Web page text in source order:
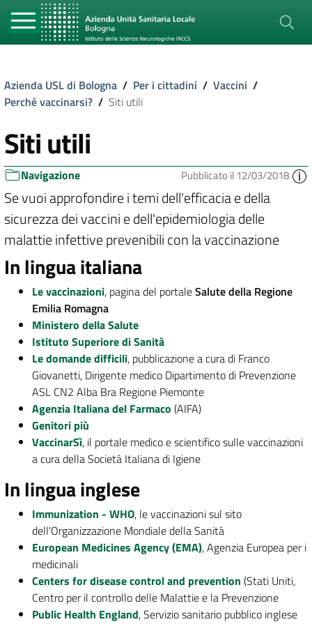
Azienda USL di Bologna / Per i cittadini / Vaccini /
Perché vaccinarsi? / Siti utili
Siti utili
Navigazione Pubblicato il 12/03/2018
Se vuoi approfondire i temi dell'efficacia e della
sicurezza dei vaccini e dell'epidemiologia delle
malattie infettive prevenibili con la vaccinazione
In lingua italiana
Le vaccinazioni, pagina del portaleSalute della Regione
Emilia Romagna
Ministero della Salute
Istituto Superiore di Sanità
Le domande difficili, pubblicazione a cura di Franco
Giovanetti, Dirigente medico Dipartimento di Prevenzione
ASL CN2 Alba Bra Regione Piemonte
Agenzia Italiana del Farmaco (AIFA)
Genitori più
VaccinarSì, il portale medico e scientifico sulle vaccinazioni
a cura della Società Italiana di Igiene
In lingua inglese
Immunization - WHO, le vaccinazioni sul sito
dell'Organizzazione Mondiale della Sanità
European Medicines Agency (EMA), Agenzia Europea per i
medicinali
Centers for disease control and prevention (Stati Uniti,
Centro per il controllo delle Malattie e la Prevenzione
Public Health England, Servizio sanitario pubblico inglese